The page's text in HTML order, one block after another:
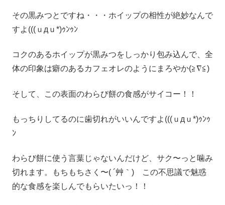
その黒みつとですね・・・ホイップの相性が絶妙なんで
すよ(((ｕдｕ*)ｩﾝｩﾝ
コクのあるホイップが黒みつをしっかり包み込んで、全
体の印象は癖のあるカフェオレのようにまろやか(≧∇≦)
そして、この表面のわらび餅の食感がサイコー！！
もっちりしてるのに歯切れがいいんですよ(((ｕдｕ*)ｩﾝｩ
ﾝ
わらび餅に使う言葉じゃないんだけど、サク〜っと噛み
切れます。もちもちさく〜( ´艸｀) この不思議で魅惑
的な食感を楽しんでもらいたいっ！！